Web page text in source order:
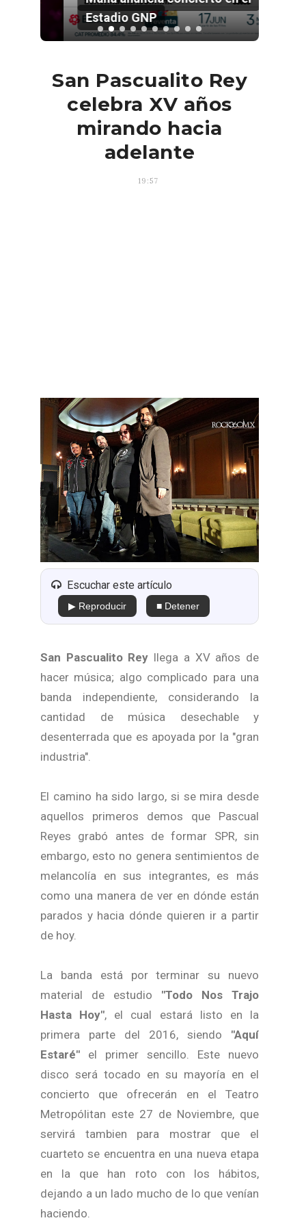
Estadio GNP
San Pascualito Rey
celebra XV años
mirando hacia
adelante
19:57
Escuchar este artículo
▶ Reproducir ■ Detener
San Pascualito Rey llega a XV años de
hacer música; algo complicado para una
banda independiente, considerando la
cantidad de música desechable y
desenterrada que es apoyada por la "gran
industria".
El camino ha sido largo, si se mira desde
aquellos primeros demos que Pascual
Reyes grabó antes de formar SPR, sin
embargo, esto no genera sentimientos de
melancolía en sus integrantes, es más
como una manera de ver en dónde están
parados y hacia dónde quieren ir a partir
de hoy.
La banda está por terminar su nuevo
material de estudio "Todo Nos Trajo
Hasta Hoy", el cual estará listo en la
primera parte del 2016, siendo "Aquí
Estaré" el primer sencillo. Este nuevo
disco será tocado en su mayoría en el
concierto que ofrecerán en el Teatro
Metropólitan este 27 de Noviembre, que
servirá tambien para mostrar que el
cuarteto se encuentra en una nueva etapa
en la que han roto con los hábitos,
dejando a un lado mucho de lo que venían
haciendo.